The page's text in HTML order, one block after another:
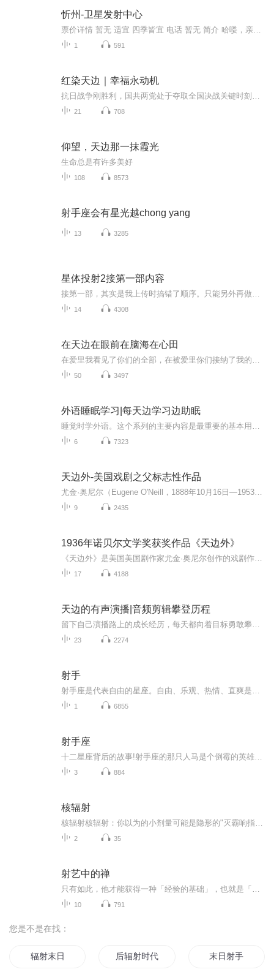
忻州-卫星发射中心
1 591
红染天边｜幸福永动机
21 708
仰望，天边那一抹霞光
生命总是有许多美好
108 8573
射手座会有星光越chong yang
13 3285
星体投射2接第一部内容
14 4308
在天边在眼前在脑海在心田
50 3497
外语睡眠学习|每天边学习边助眠
6 7323
天边外-美国戏剧之父标志性作品
9 2435
1936年诺贝尔文学奖获奖作品《天边外》
17 4188
天边的有声演播|音频剪辑攀登历程
23 2274
射手
1 6855
射手座
3 884
核辐射
2 35
射艺中的禅
10 791
您是不是在找：
辐射末日 后辐射时代 末日射手